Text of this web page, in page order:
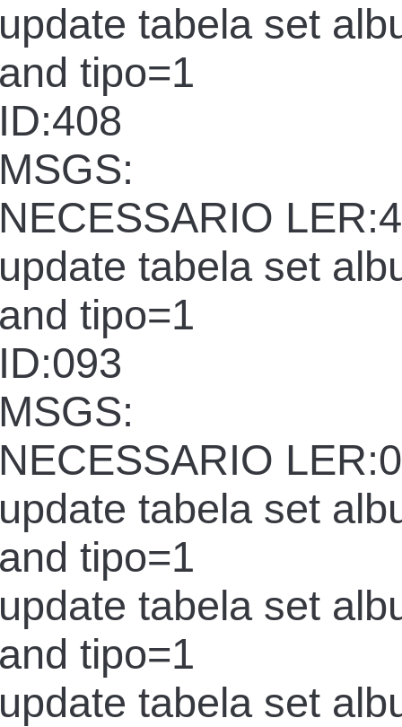
tabela set
tipo=1
tabela set
tipo=1
tabela set
tipo=1
tabela set
tipo=1
tabela set